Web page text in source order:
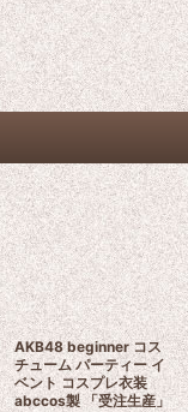
AKB48 beginner コス
チューム パーティー イ
ベント コスプレ衣装
abccos製 「受注生産」